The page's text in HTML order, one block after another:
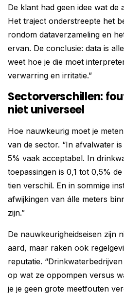
De klant had geen idee wat de
Het traject onderstreepte het
rondom dataverzameling en
ervan. De conclusie: data is
weet hoe je die moet
verwarring en irritatie.”
Sectorverschillen:
niet universeel
Hoe nauwkeurig moet je
van de sector. “In afvalwater
5% vaak acceptabel. In
toepassingen is 0,1 tot 0,5%
tien verschil. En in sommige
afwijkingen van álle meters
zijn.”
De nauwkeurigheidseisen zijn
aard, maar raken ook
reputatie.
op wat ze oppompen versus
je je geen grote meetfouten